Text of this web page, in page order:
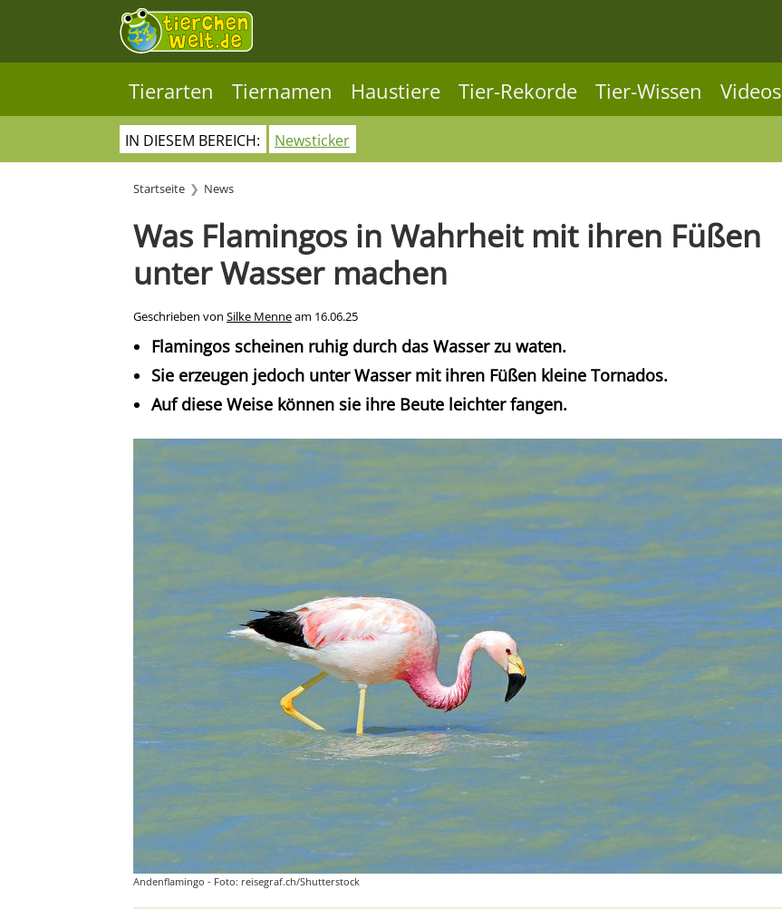
Tierarten Tiernamen Haustiere Tier-Rekorde Tier-Wissen Videos
IN DIESEM BEREICH: Newsticker
Startseite News
Was Flamingos in Wahrheit mit ihren Füßen
unter Wasser machen
Geschrieben von Silke Menneam 16.06.25
Flamingos scheinen ruhig durch das Wasser zu waten.
Sie erzeugen jedoch unter Wasser mit ihren Füßen kleine Tornados.
Auf diese Weise können sie ihre Beute leichter fangen.
Andenflamingo - Foto: reisegraf.ch/Shutterstock